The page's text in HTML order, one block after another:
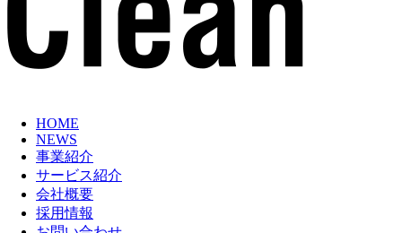
HOME
NEWS
事業紹介
サービス紹介
会社概要
採用情報